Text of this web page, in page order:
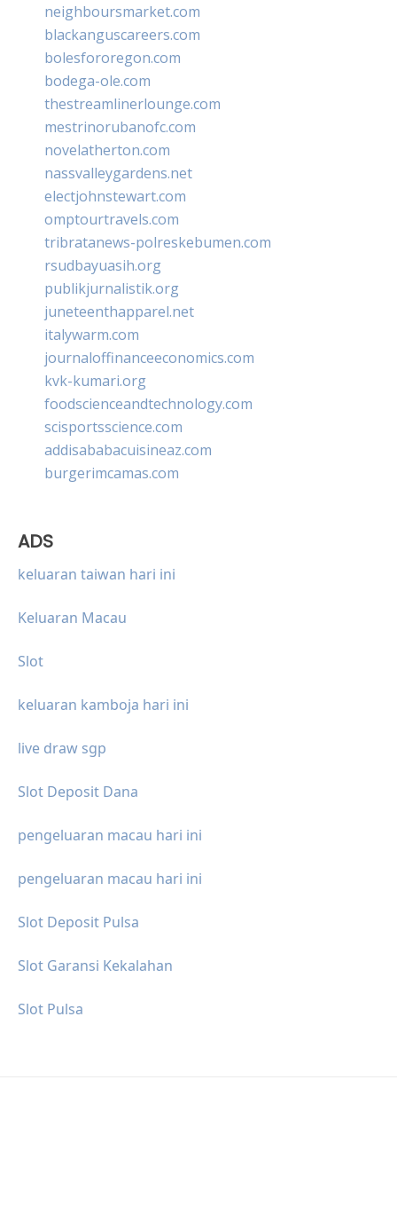
neighboursmarket.com
blackanguscareers.com
bolesfororegon.com
bodega-ole.com
thestreamlinerlounge.com
mestrinorubanofc.com
novelatherton.com
nassvalleygardens.net
electjohnstewart.com
omptourtravels.com
tribratanews-polreskebumen.com
rsudbayuasih.org
publikjurnalistik.org
juneteenthapparel.net
italywarm.com
journaloffinanceeconomics.com
kvk-kumari.org
foodscienceandtechnology.com
scisportsscience.com
addisababacuisineaz.com
burgerimcamas.com
ADS
keluaran taiwan hari ini
Keluaran Macau
Slot
keluaran kamboja hari ini
live draw sgp
Slot Deposit Dana
pengeluaran macau hari ini
pengeluaran macau hari ini
Slot Deposit Pulsa
Slot Garansi Kekalahan
Slot Pulsa